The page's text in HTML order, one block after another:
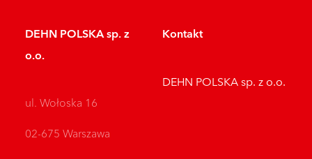
DEHN POLSKA sp. z
o.o.
ul. Wołoska 16
02-675 Warszawa
Kontakt
DEHN POLSKA sp. z o.o.